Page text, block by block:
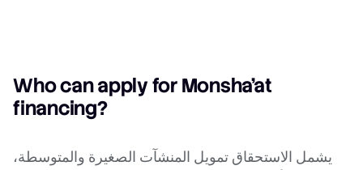
Who can apply for Monsha'at
financing?
يشمل الاستحقاق تمويل المنشآت الصغيرة والمتوسطة،